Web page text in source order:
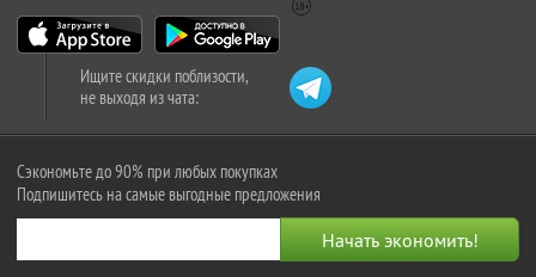
Ищите скидки поблизости,
не выходя из чата:
Сэкономьте до 90% при любых покупках
Подпишитесь на самые выгодные предложения